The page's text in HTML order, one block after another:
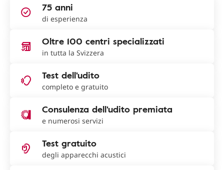
75 anni
di esperienza
Oltre 100 centri specializzati
in tutta la Svizzera
Test dell'udito
completo e gratuito
Consulenza dell'udito premiata
e numerosi servizi
Test gratuito
degli apparecchi acustici